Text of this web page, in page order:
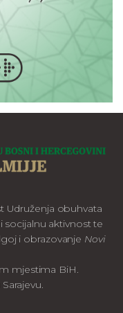
Udruženja obuhvata
socijalnu aktivnost te
i obrazovanje Novi
mjestima BiH.